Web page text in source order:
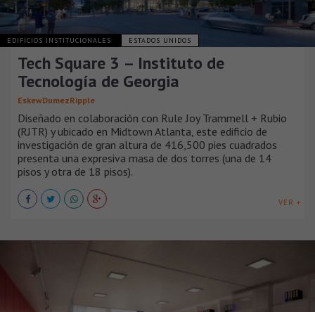
EDIFICIOS INSTITUCIONALES ESTADOS UNIDOS
Tech Square 3 – Instituto de
Tecnología de Georgia
EskewDumezRipple
Diseñado en colaboración con Rule Joy Trammell + Rubio
(RJTR) y ubicado en Midtown Atlanta, este edificio de
investigación de gran altura de 416,500 pies cuadrados
presenta una expresiva masa de dos torres (una de 14
pisos y otra de 18 pisos).
VER +